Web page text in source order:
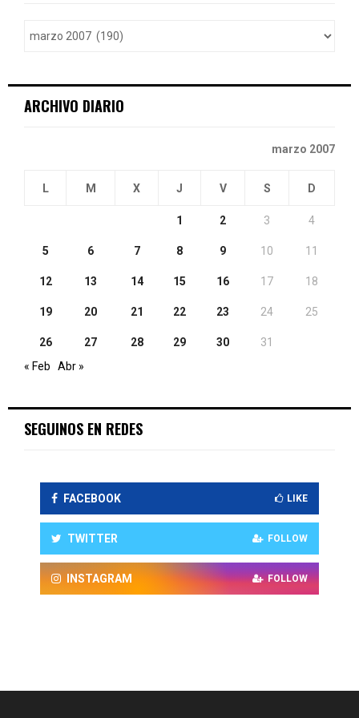
ARCHIVO DIARIO
marzo 2007
L M X J V S D
1 2 3 4
5 6 7 8 9 10 11
12 13 14 15 16 17 18
19 20 21 22 23 24 25
26 27 28 29 30
31
« Feb
Abr »
SEGUINOS EN REDES
FACEBOOK LIKE
TWITTER FOLLOW
INSTAGRAM FOLLOW